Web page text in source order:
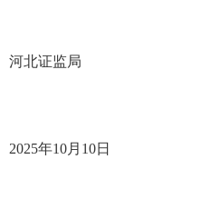
河北证监局
2025年10月 10日